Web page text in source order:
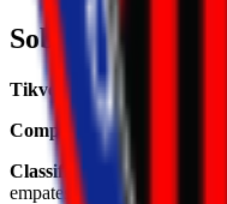
Sobre o Time
Tikves é um time de futebol
Competição:Tikves
Classificação:
Tikves está
empates, 0 derrotas em 2